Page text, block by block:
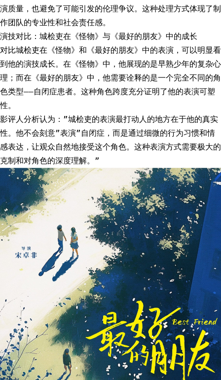
演质量，也避免了可能引发的伦理争议。这种处理方式体现了制
作团队的专业性和社会责任感。
演技对比：城桧吏在《怪物》与《最好的朋友》中的成长
对比城桧吏在《怪物》和《最好的朋友》中的表演，可以明显看
到他的演技成长。在《怪物》中，他展现的是早熟少年的复杂心
理；而在《最好的朋友》中，他需要诠释的是一个完全不同的角
色类型——自闭症患者。这种角色跨度充分证明了他的表演可塑
性。
影评人分析认为：”城桧吏的表演最打动人的地方在于他的真实
性。他不会刻意”表演”自闭症，而是通过细微的行为习惯和情
感表达，让观众自然地接受这个角色。这种表演方式需要极大的
克制和对角色的深度理解。”